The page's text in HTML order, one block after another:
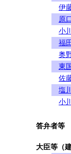
伊
原
小
福
奥
東
佐
塩
小
答弁者等
大臣等（